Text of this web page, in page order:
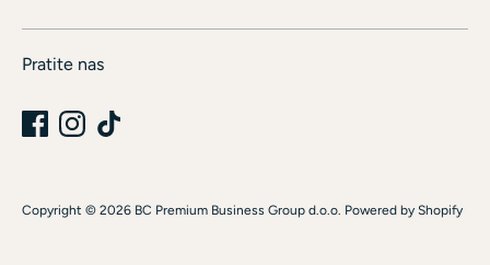
Pratite nas
Copyright © 2026 BC Premium Business Group d.o.o. Powered by Shopify